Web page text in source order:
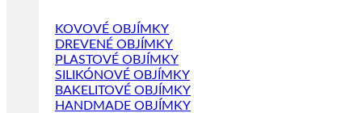
KOVOVÉ OBJÍMKY
DREVENÉ OBJÍMKY
PLASTOVÉ OBJÍMKY
SILIKÓNOVÉ OBJÍMKY
BAKELITOVÉ OBJÍMKY
HANDMADE OBJÍMKY